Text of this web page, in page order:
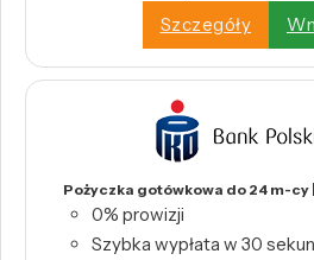
Szczegóły
Pożyczka gotówkowa do 24 m-cy
0% prowizji
Szybka wypłata w 30